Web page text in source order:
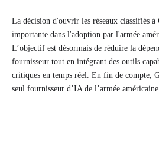
La décision d'ouvrir les réseaux classifiés à
importante dans l'adoption par l'armée
L’objectif est désormais de réduire la
fournisseur tout en intégrant des outils
critiques en temps réel. En fin de compte,
seul fournisseur d’IA de l’armée américaine.